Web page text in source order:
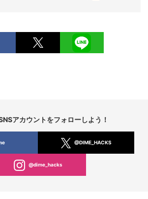
アカウントをフォローしよう！
@DIME_HACKS
@dime_hacks